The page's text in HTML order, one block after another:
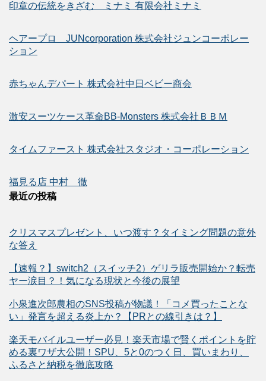
印章の伝統をきざむ ミナミ 有限会社ミナミ
ヘアープロ JUNcorporation 株式会社ジュンコーポレー
ション
赤ちゃんデパート 株式会社中日ベビー商会
激安スーツケース革命BB-Monsters 株式会社ＢＢＭ
タイムファースト 株式会社スタジオ・コーポレーション
福見る店 中村 徹
最近の投稿
クリスマスプレゼント、いつ渡す？タイミング問題の意外
な答え
【速報？】switch2（スイッチ2）ゲリラ販売開始か？転売
ヤー涙目？！気になる現状と今後の展望
小泉進次郎農相のSNS投稿が物議！「コメ買ったことな
い」発言を超える炎上か？【PRとの線引きは？】
楽天モバイルユーザー必見！楽天市場で賢くポイントを貯
める裏ワザ大公開！SPU、5と0のつく日、買いまわり、
ふるさと納税を徹底攻略